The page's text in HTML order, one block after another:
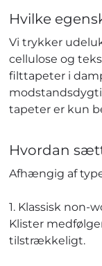
Hvilke
Vi trykker
cellulose og
filttapeter i
tapeter er kun
Hvordan
Afhængig af
1. Klassisk
Klister
tilstrækkeligt.